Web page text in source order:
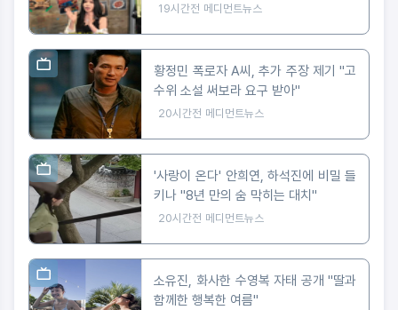
19시간전 메디먼트뉴스
황정민 폭로자 A씨, 추가 주장 제기 "고
수위 소설 써보라 요구 받아"
20시간전 메디먼트뉴스
'사랑이 온다' 안희연, 하석진에 비밀 들
키나 "8년 만의 숨 막히는 대치"
20시간전 메디먼트뉴스
소유진, 화사한 수영복 자태 공개 "딸과
함께한 행복한 여름"